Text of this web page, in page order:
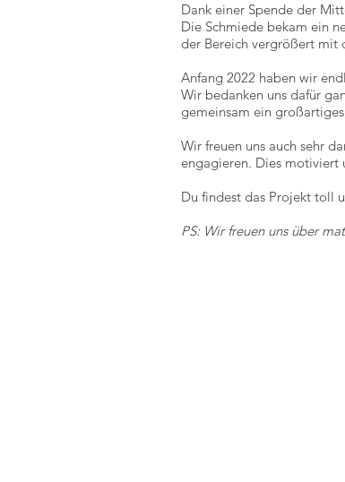
Dank einer Spende der
Die Schmiede bekam ein
der Bereich vergrößert mit
Anfang 2022 haben wir
Wir bedanken uns dafür
gemeinsam ein
Wir freuen uns auch sehr
engagieren. Dies motiviert
Du findest das Projekt toll
PS: Wir freuen uns über